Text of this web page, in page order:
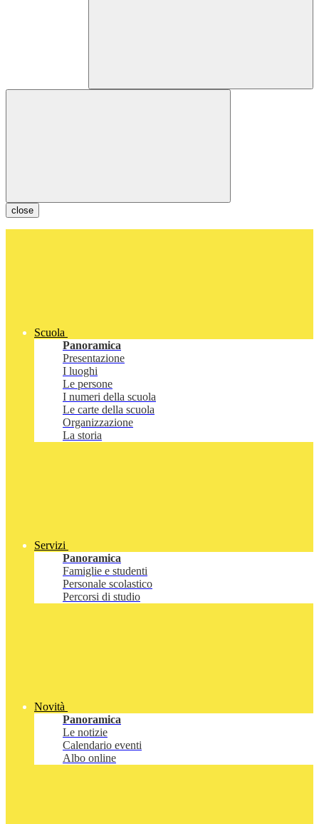
close
Scuola
Panoramica
Presentazione
I luoghi
Le persone
I numeri della scuola
Le carte della scuola
Organizzazione
La storia
Servizi
Panoramica
Famiglie e studenti
Personale scolastico
Percorsi di studio
Novità
Panoramica
Le notizie
Calendario eventi
Albo online